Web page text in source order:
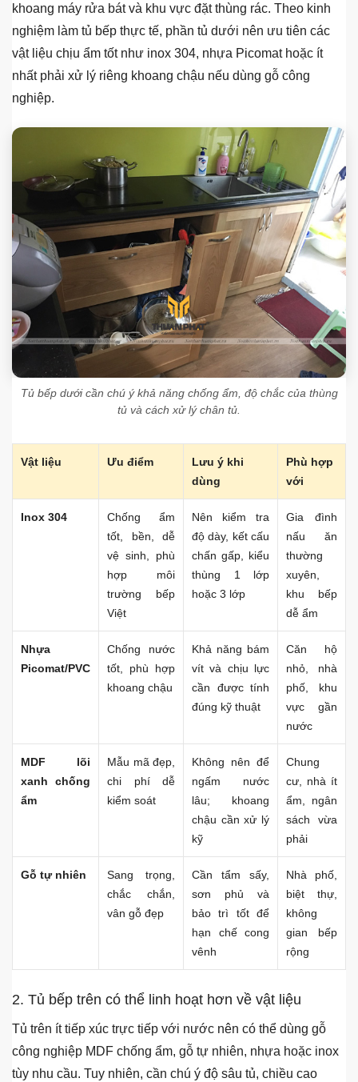
khoang máy rửa bát và khu vực đặt thùng rác. Theo kinh
nghiệm làm tủ bếp thực tế, phần tủ dưới nên ưu tiên các
vật liệu chịu ẩm tốt như inox 304, nhựa Picomat hoặc ít
nhất phải xử lý riêng khoang chậu nếu dùng gỗ công
nghiệp.
Tủ bếp dưới cần chú ý khả năng chống ẩm, độ chắc của thùng
tủ và cách xử lý chân tủ.
Vật liệu Ưu điểm
Lưu ý khi
dùng
Phù hợp
với
Inox 304
Chống ẩm
tốt, bền, dễ
vệ sinh, phù
hợp môi
trường bếp
Việt
Nên kiểm tra
độ dày, kết cấu
chấn gấp, kiểu
thùng 1 lớp
hoặc 3 lớp
Gia đình
nấu ăn
thường
xuyên,
khu bếp
dễ ẩm
Nhựa
Picomat/PVC
Chống nước
tốt, phù hợp
khoang chậu
Khả năng bám
vít và chịu lực
cần được tính
đúng kỹ thuật
Căn hộ
nhỏ, nhà
phố, khu
vực gần
nước
MDF lõi
xanh chống
ẩm
Mẫu mã đẹp,
chi phí dễ
kiểm soát
Không nên để
ngấm nước
lâu; khoang
chậu cần xử lý
kỹ
Chung
cư, nhà ít
ẩm, ngân
sách vừa
phải
Gỗ tự nhiên
Sang trọng,
chắc chắn,
vân gỗ đẹp
Cần tẩm sấy,
sơn phủ và
bảo trì tốt để
hạn chế cong
vênh
Nhà phố,
biệt thự,
không
gian bếp
rộng
2. Tủ bếp trên có thể linh hoạt hơn về vật liệu
Tủ trên ít tiếp xúc trực tiếp với nước nên có thể dùng gỗ
công nghiệp MDF chống ẩm, gỗ tự nhiên, nhựa hoặc inox
tùy nhu cầu. Tuy nhiên, cần chú ý độ sâu tủ, chiều cao